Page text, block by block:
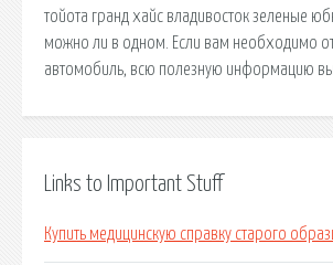
тойота гранд хайс владивосток зеленые
можно ли в одном. Если вам необходимо
автомобиль, всю полезную информацию вы
Links to Important Stuff
Купить медицинскую справку старого